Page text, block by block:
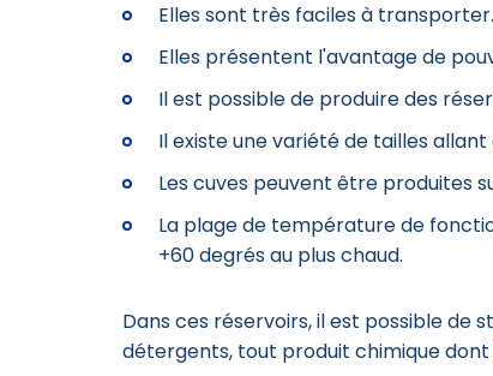
Elles sont très faciles à transporter.
Elles présentent l'avantage de
Il est possible de produire des
Il existe une variété de tailles allant
Les cuves peuvent être produites
La plage de température de
+60 degrés au plus chaud.
Dans ces réservoirs, il est possible de
détergents, tout produit chimique